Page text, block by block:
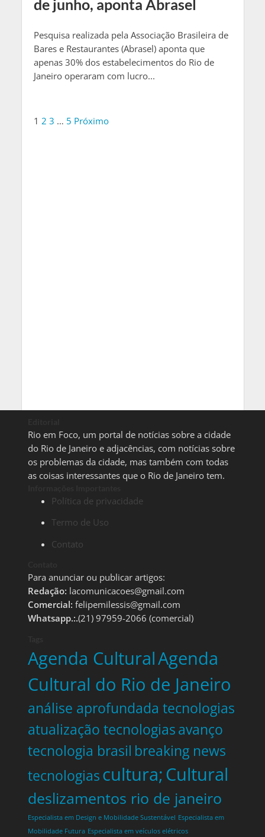
de junho, aponta Abrasel
Pesquisa realizada pela Associação Brasileira de
Bares e Restaurantes (Abrasel) aponta que
apenas 30% dos estabelecimentos do Rio de
Janeiro operaram com lucro...
1 2 3 … 5 Próximo
Rio em Foco, um portal de notícias sobre a cidade
do Rio de Janeiro e adjacências, com notícias sobre
os problemas da cidade, mas também com todas
as coisas interessantes que o Rio de Janeiro tem.
Política de privacidade
Termo de Uso
Contato
Para anunciar ou publicar artigos:
Redação: lacomunicacoes@gmail.com
Comercial: felipemilessis@gmail.com
Whatsapp.:.(21) 97959-2066 (comercial)
Agenda CulturalAgenda
Cultural do Rio de Janeiro
análise aprofundada tecnologias
atualização tecnologiasavanço
tecnologia brasil breaking news
tecnologiascultura;Cultural
deslizamentos rio de janeiro
Especialista em Design e Mobilidade Sustentável Especialista em
Mobilidade Futura Especialista em veículos elétricos